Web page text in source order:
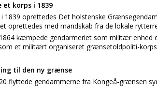
et korps i 1839
i 1839 oprettedes Det holstenske
oprettedes med mandskab fra de lokale
kæmpede gendarmeriet som militær enhed
et militært organiseret grænsetoldpoliti-
til den ny grænse
flyttede gendammerne fra Kongeå-grænsen